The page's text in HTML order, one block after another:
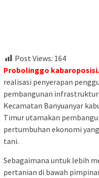
Post Views: 164
Probolinggo
realisasi penyerapan
pembangunan infrastruktur
Kecamatan Banyuanyar
Timur utamakan
pertumbuhan ekonomi
tani.
Sebagaimana untuk lebih
pertanian di bawah